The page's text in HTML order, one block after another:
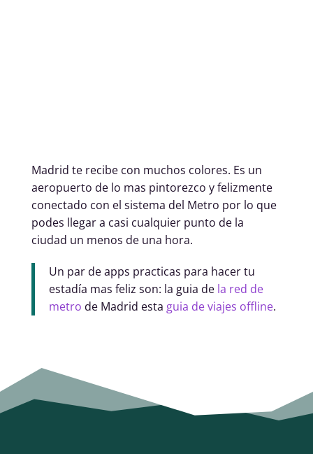
Madrid te recibe con muchos colores. Es un
aeropuerto de lo mas pintorezco y felizmente
conectado con el sistema del Metro por lo que
podes llegar a casi cualquier punto de la
ciudad un menos de una hora.
Un par de apps practicas para hacer tu
estadía mas feliz son: la guia de la red de
metro de Madrid esta guia de viajes offline.